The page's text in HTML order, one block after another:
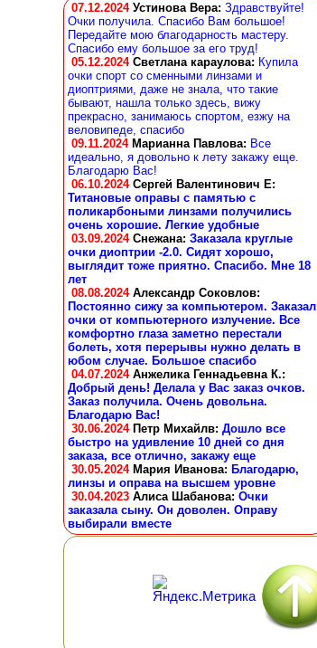
07.12.2024 Устинова Вера: Здравствуйте!
Очки получила. Спасибо Вам большое!
Передайте мою благодарность мастеру.
Спасибо ему большое за его труд!
05.12.2024 Светлана караулова: Купила
очки спорт со сменными линзами и
диоптриями, даже не знала, что такие
бывают, нашла только здесь, вижу
прекрасно, занимаюсь спортом, езжу на
веловипеде, спасибо
09.11.2024 Марианна Павлова: Все
идеально, я довольно к лету закажу еще.
Благодарю Вас!
06.10.2024 Сергей Валентинович Е:
Титановые оправы с памятью с
поликарбоными линзами получились
очень хорошие. Легкие удобные
03.09.2024 Снежана: Заказала круглые
очки диоптрии -2.0. Сидят хорошо,
выглядит тоже приятно. Спасибо. Мне 18
лет
08.08.2024 Александр Соковлов:
Постоянно сижу за компьютером. Заказал
очки от компьютерного излучение. Все
комфортно глаза заметно перестали
болеть, хотя перерывы нужно делать в
юбом случае. Большое спасибо
04.07.2024 Анжелика Геннадьевна К.:
Добрый день! Делала у Вас заказ очков.
Заказ получила. Очень довольна.
Благодарю Вас!
30.06.2024 Петр Михайлв: Дошло все
быстро на удивление 10 дней со дня
заказа, все отлично, закажу еще
30.05.2024 Мария Иванова: Благодарю,
линзы и оправа на высшем уровне
30.04.2023 Алиса Шабанова: Очки
заказала сыну. Он доволен. Оправу
выбирали вместе